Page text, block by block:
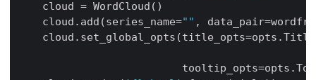
cloud = WordCloud ()
cloud . add (series_name="" , data_pair=
cloud . set_global_opts (title_opts=opts .
tooltip_opts=opts .